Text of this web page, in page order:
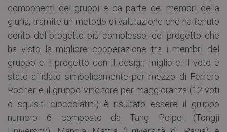
componenti dei gruppi e da parte dei membri della
giuria, tramite un metodo di valutazione che ha tenuto
conto del progetto più complesso, del progetto che
ha visto la migliore cooperazione tra i membri del
gruppo e il progetto con il design migliore. Il voto è
stato affidato simbolicamente per mezzo di Ferrero
Rocher e il gruppo vincitore per maggioranza (12 voti
o squisiti cioccolatini) è risultato essere il gruppo
numero 6 composto da Tang Peipei (Tongji